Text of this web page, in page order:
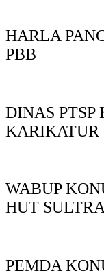
HARLA
PBB
DINAS PTSP
KARIKATUR
WABUP
HUT
PEMDA